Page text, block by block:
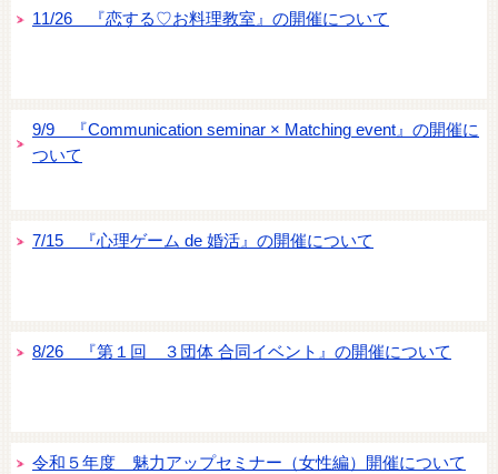
11/26 『恋する♡お料理教室』の開催について
9/9 『Communication seminar × Matching event』の開催に
ついて
7/15 『心理ゲーム de 婚活』の開催について
8/26 『第１回 ３団体 合同イベント』の開催について
令和５年度 魅力アップセミナー（女性編）開催について